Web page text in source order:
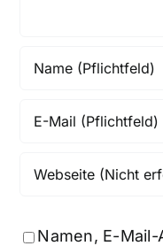
Namen, E-